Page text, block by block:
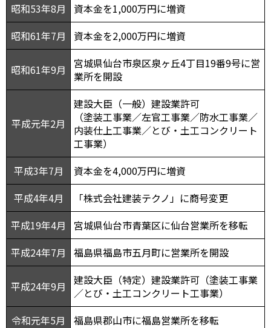
昭和53年8月
資本金を1,000万円に増資
昭和61年7月
資本金を2,000万円に増資
昭和61年9月
宮城県仙台市泉区泉ヶ丘4丁目19番9号に営
業所を開設
平成元年2月
建設大臣（一般）建設業許可
（塗装工事業／左官工事業／防水工事業／
内装仕上工事業／とび・土工コンクリート
工事業）
平成3年7月
資本金を4,000万円に増資
平成4年4月
「株式会社建装テクノ」に商号変更
平成19年4月
宮城県仙台市青葉区に仙台営業所を移転
平成24年7月
福島県福島市五月町に営業所を開設
平成24年9月
建設大臣（特定）建設業許可（塗装工事業
／とび・土工コンクリート工事業）
令和元年5月
福島県郡山市に福島営業所を移転